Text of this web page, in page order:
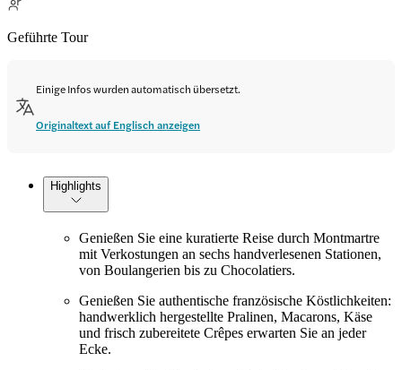
Geführte Tour
Einige Infos wurden automatisch übersetzt.
Originaltext auf Englisch anzeigen
Highlights
Genießen Sie eine kuratierte Reise durch Montmartre
mit Verkostungen an sechs handverlesenen Stationen,
von Boulangerien bis zu Chocolatiers.
Genießen Sie authentische französische Köstlichkeiten:
handwerklich hergestellte Pralinen, Macarons, Käse
und frisch zubereitete Crêpes erwarten Sie an jeder
Ecke.